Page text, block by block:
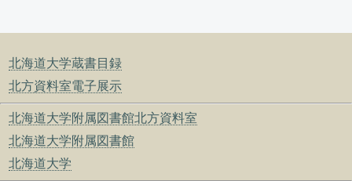
北海道大学蔵書目録
北方資料室電子展示
北海道大学附属図書館北方資料室
北海道大学附属図書館
北海道大学